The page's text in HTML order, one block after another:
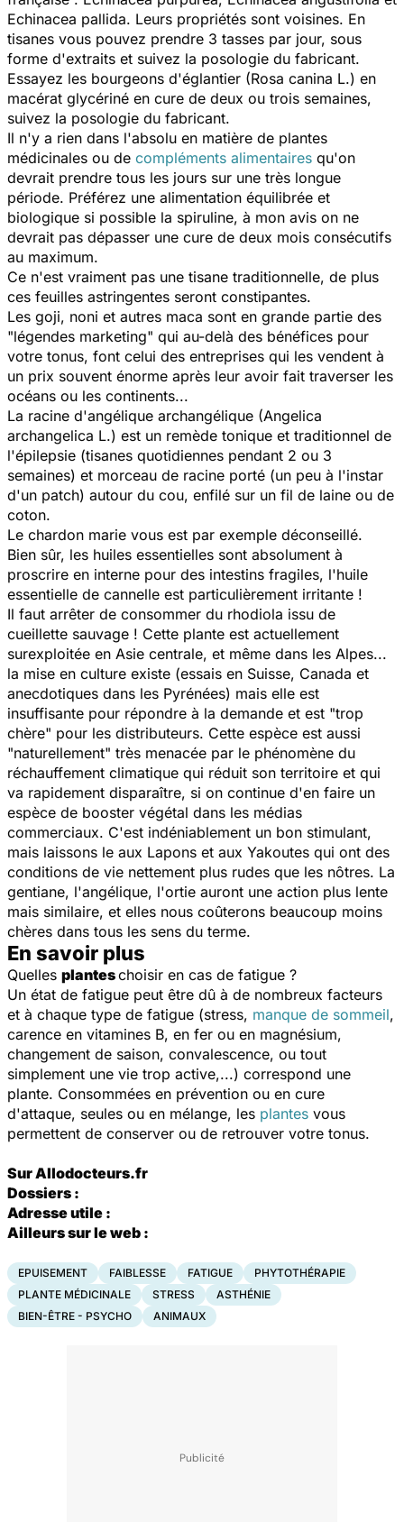
Echinacea pallida. Leurs propriétés sont voisines. En
tisanes vous pouvez prendre 3 tasses par jour, sous
forme d'extraits et suivez la posologie du fabricant.
Essayez les bourgeons d'églantier (Rosa canina L.) en
macérat glycériné en cure de deux ou trois semaines,
suivez la posologie du fabricant.
Il n'y a rien dans l'absolu en matière de plantes
médicinales ou de compléments alimentaires qu'on
devrait prendre tous les jours sur une très longue
période. Préférez une alimentation équilibrée et
biologique si possible la spiruline, à mon avis on ne
devrait pas dépasser une cure de deux mois consécutifs
au maximum.
Ce n'est vraiment pas une tisane traditionnelle, de plus
ces feuilles astringentes seront constipantes.
Les goji, noni et autres maca sont en grande partie des
"légendes marketing" qui au-delà des bénéfices pour
votre tonus, font celui des entreprises qui les vendent à
un prix souvent énorme après leur avoir fait traverser les
océans ou les continents...
La racine d'angélique archangélique (Angelica
archangelica L.) est un remède tonique et traditionnel de
l'épilepsie (tisanes quotidiennes pendant 2 ou 3
semaines) et morceau de racine porté (un peu à l'instar
d'un patch) autour du cou, enfilé sur un fil de laine ou de
coton.
Le chardon marie vous est par exemple déconseillé.
Bien sûr, les huiles essentielles sont absolument à
proscrire en interne pour des intestins fragiles, l'huile
essentielle de cannelle est particulièrement irritante !
Il faut arrêter de consommer du rhodiola issu de
cueillette sauvage ! Cette plante est actuellement
surexploitée en Asie centrale, et même dans les Alpes...
la mise en culture existe (essais en Suisse, Canada et
anecdotiques dans les Pyrénées) mais elle est
insuffisante pour répondre à la demande et est "trop
chère" pour les distributeurs. Cette espèce est aussi
"naturellement" très menacée par le phénomène du
réchauffement climatique qui réduit son territoire et qui
va rapidement disparaître, si on continue d'en faire un
espèce de booster végétal dans les médias
commerciaux. C'est indéniablement un bon stimulant,
mais laissons le aux Lapons et aux Yakoutes qui ont des
conditions de vie nettement plus rudes que les nôtres. La
gentiane, l'angélique, l'ortie auront une action plus lente
mais similaire, et elles nous coûterons beaucoup moins
chères dans tous les sens du terme.
En savoir plus
Quelles planteschoisir en cas de fatigue ?
Un état de fatigue peut être dû à de nombreux facteurs
et à chaque type de fatigue (stress, manque de sommeil,
carence en vitamines B, en fer ou en magnésium,
changement de saison, convalescence, ou tout
simplement une vie trop active,...) correspond une
plante. Consommées en prévention ou en cure
d'attaque, seules ou en mélange, les plantes vous
permettent de conserver ou de retrouver votre tonus.
Sur Allodocteurs.fr
Dossiers :
Adresse utile :
Ailleurs sur le web :
EPUISEMENT FAIBLESSE FATIGUE
PHYTOTHÉRAPIE
PLANTE MÉDICINALE
STRESS
ASTHÉNIE
BIEN-ÊTRE - PSYCHO
ANIMAUX